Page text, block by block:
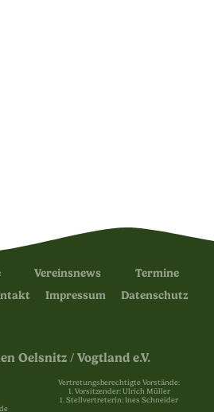
Vereinsnews
Termine
Impressum Datenschutz
Oelsnitz / Vogtland e.V.
Vertretungsberechtigte Vorstände:
1. Vorsitzender: Ulrich Müller
1. Stellvertreterin: Ines Schneider